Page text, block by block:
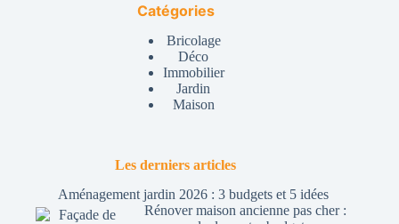
Catégories
Bricolage
Déco
Immobilier
Jardin
Maison
Les derniers articles
Aménagement jardin 2026 : 3 budgets et 5 idées
Rénover maison ancienne pas cher :